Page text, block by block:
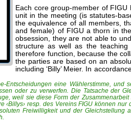
Each core group-member of FIGU
unit in the meeting (is statutes-
the equivalence of all members,
and female) of FIGU a thorn in
obsession, they are not able to
structure as well as the teaching
therefore function, because the
the parties are based on an
including ‘Billy’ Meier. In
eine Wählerstimme, und
oder zu verwerfen. Die Tatsache der
weil sie diese Form der
‹Billys› resp. des Vereins FIGU können
Freiwilligkeit und der Gleichstellung